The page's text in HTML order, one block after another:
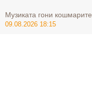
Музиката гони кошмарите
09.08.2026 18:15